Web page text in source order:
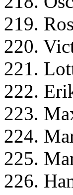
219.
220.
221.
222.
223.
224.
225.
226.